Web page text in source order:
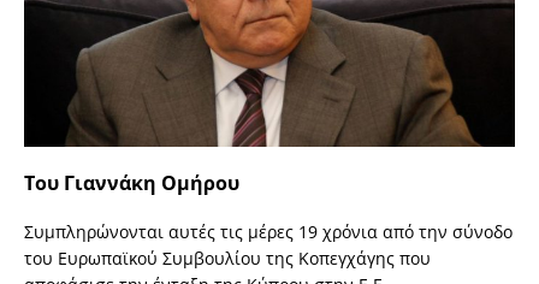
Του Γιαννάκη Ομήρου
Συμπληρώνονται αυτές τις μέρες 19 χρόνια από την σύνοδο
του Ευρωπαϊκού Συμβουλίου της Κοπεγχάγης που